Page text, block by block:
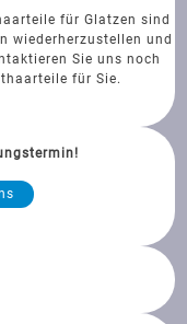
für Glatzen sind
wiederherzustellen und
Sie uns noch
für Sie.